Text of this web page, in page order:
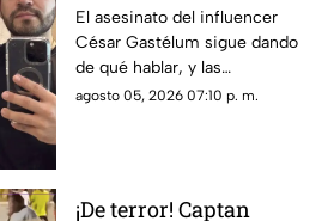
del ASESINATO de
César Gastélum
El asesinato del influencer
César Gastélum sigue dando
de qué hablar, y las
autoridades de seguridad ya
agosto 05, 2026 07:10 p. m.
¡De terror! Captan